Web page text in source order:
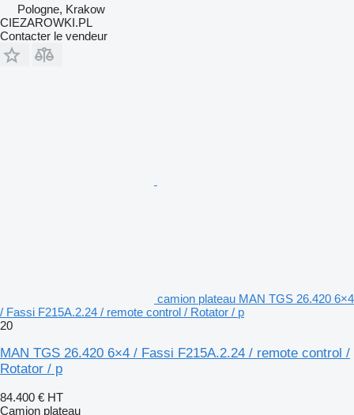
Pologne, Krakow
CIEZAROWKI.PL
Contacter le vendeur
camion plateau MAN TGS 26.420 6×4
/ Fassi F215A.2.24 / remote control / Rotator / p
20
MAN TGS 26.420 6×4 / Fassi F215A.2.24 / remote control /
Rotator / p
84.400 € HT
Camion plateau